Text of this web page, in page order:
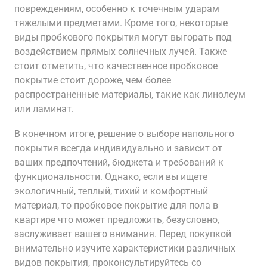
повреждениям, особенно к точечным ударам
тяжелыми предметами. Кроме того, некоторые
виды пробкового покрытия могут выгорать под
воздействием прямых солнечных лучей. Также
стоит отметить, что качественное пробковое
покрытие стоит дороже, чем более
распространенные материалы, такие как линолеум
или ламинат.
В конечном итоге, решение о выборе напольного
покрытия всегда индивидуально и зависит от
ваших предпочтений, бюджета и требований к
функциональности. Однако, если вы ищете
экологичный, теплый, тихий и комфортный
материал, то пробковое покрытие для пола в
квартире что может предложить, безусловно,
заслуживает вашего внимания. Перед покупкой
внимательно изучите характеристики различных
видов покрытия, проконсультируйтесь со